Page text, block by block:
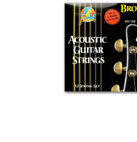
hviezdičiek.